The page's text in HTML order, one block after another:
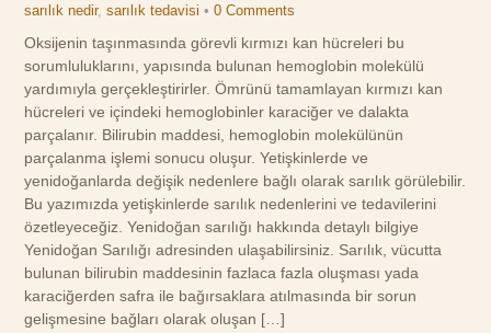
sarılık nedir,sarılık tedavisi •0 Comments
Oksijenin taşınmasında görevli kırmızı kan hücreleri bu
sorumluluklarını, yapısında bulunan hemoglobin molekülü
yardımıyla gerçekleştirirler. Ömrünü tamamlayan kırmızı kan
hücreleri ve içindeki hemoglobinler karaciğer ve dalakta
parçalanır. Bilirubin maddesi, hemoglobin molekülünün
parçalanma işlemi sonucu oluşur. Yetişkinlerde ve
yenidoğanlarda değişik nedenlere bağlı olarak sarılık görülebilir.
Bu yazımızda yetişkinlerde sarılık nedenlerini ve tedavilerini
özetleyeceğiz. Yenidoğan sarılığı hakkında detaylı bilgiye
Yenidoğan Sarılığı adresinden ulaşabilirsiniz. Sarılık, vücutta
bulunan bilirubin maddesinin fazlaca fazla oluşması yada
karaciğerden safra ile bağırsaklara atılmasında bir sorun
gelişmesine bağları olarak oluşan […]